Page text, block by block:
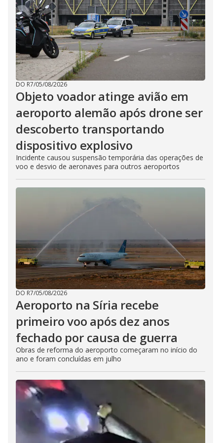
DO R7/05/08/2026
Objeto voador atinge avião em
aeroporto alemão após drone ser
descoberto transportando
dispositivo explosivo
Incidente causou suspensão temporária das operações de
voo e desvio de aeronaves para outros aeroportos
DO R7/05/08/2026
Aeroporto na Síria recebe
primeiro voo após dez anos
fechado por causa de guerra
Obras de reforma do aeroporto começaram no início do
ano e foram concluídas em julho